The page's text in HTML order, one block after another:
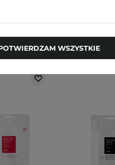
którzy kupili
WSZYSTKIE